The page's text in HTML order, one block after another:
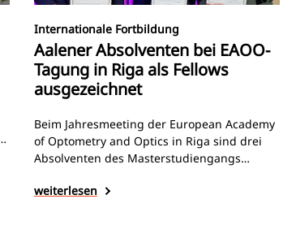
weiterlesen
Internationale Fortbildung
Aalener Absolventen bei EAOO-
Tagung in Riga als Fellows
ausgezeichnet
Beim Jahresmeeting der European Academy
of Optometry and Optics in Riga sind drei
Absolventen des Masterstudiengangs
der Hochschule Aalen als Fellows der EAOO